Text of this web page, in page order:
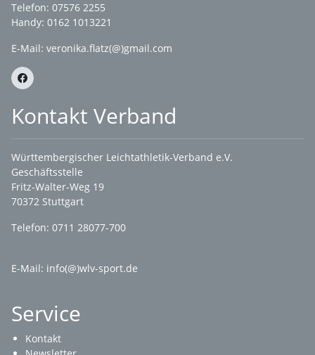
Telefon: 07576 2255
Handy: 0162 1013221
E-Mail: veronika.flatz(@)gmail.com
Kontakt Verband
Württembergischer Leichtathletik-Verband e.V.
Geschäftsstelle
Fritz-Walter-Weg 19
70372 Stuttgart
Telefon: 0711 28077-700
E-Mail: info(@)wlv-sport.de
Service
Kontakt